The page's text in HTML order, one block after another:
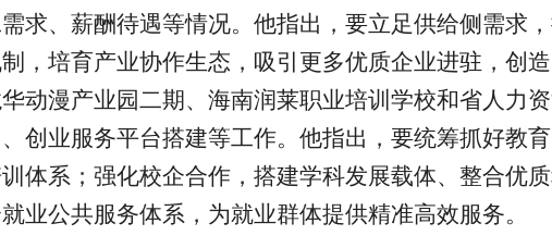
求、薪酬待遇等情况。他指出，要立足供给侧需求
，培育产业协作生态，吸引更多优质企业进驻，创
动漫产业园二期、海南润莱职业培训学校和省人力
创业服务平台搭建等工作。他指出，要统筹抓好教
体系；强化校企合作，搭建学科发展载体、整合优
业公共服务体系，为就业群体提供精准高效服务。